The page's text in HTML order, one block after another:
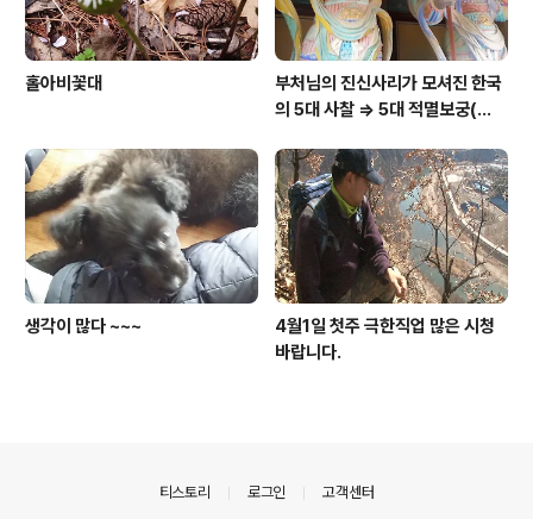
홀아비꽃대
부처님의 진신사리가 모셔진 한국
의 5대 사찰 => 5대 적멸보궁(寂
생각이 많다 ~~~
4월1일 첫주 극한직업 많은 시청
바랍니다.
티스토리 로그인 고객센터